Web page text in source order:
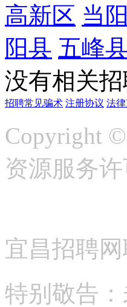
高新区 当
阳县 五峰
没有相关
招聘常见骗术 注册协议 法
Copyright
资源服务
宜昌招聘
特别敬告